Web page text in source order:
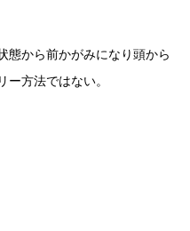
態から前かがみになり頭から
ー方法ではない。